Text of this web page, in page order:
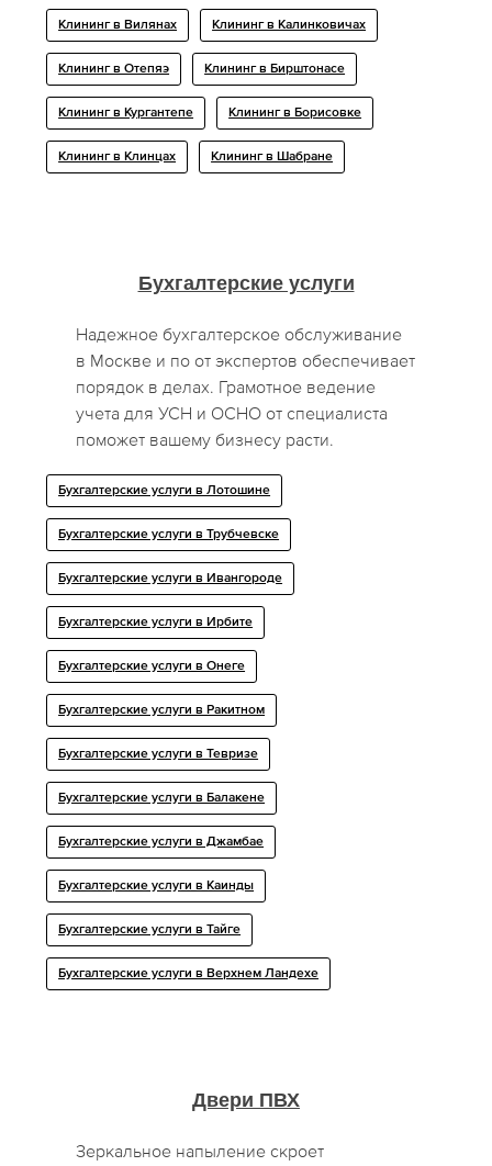
Клининг в Вилянах Клининг в Калинковичах
Клининг в Отепяэ Клининг в Бирштонасе
Клининг в Кургантепе Клининг в Борисовке
Клининг в Клинцах Клининг в Шабране
Бухгалтерские услуги
Надежное бухгалтерское обслуживание
в Москве и по от экспертов обеспечивает
порядок в делах. Грамотное ведение
учета для УСН и ОСНО от специалиста
поможет вашему бизнесу расти.
Бухгалтерские услуги в Лотошине
Бухгалтерские услуги в Трубчевске
Бухгалтерские услуги в Ивангороде
Бухгалтерские услуги в Ирбите
Бухгалтерские услуги в Онеге
Бухгалтерские услуги в Ракитном
Бухгалтерские услуги в Тевризе
Бухгалтерские услуги в Балакене
Бухгалтерские услуги в Джамбае
Бухгалтерские услуги в Каинды
Бухгалтерские услуги в Тайге
Бухгалтерские услуги в Верхнем Ландехе
Двери ПВХ
Зеркальное напыление скроет